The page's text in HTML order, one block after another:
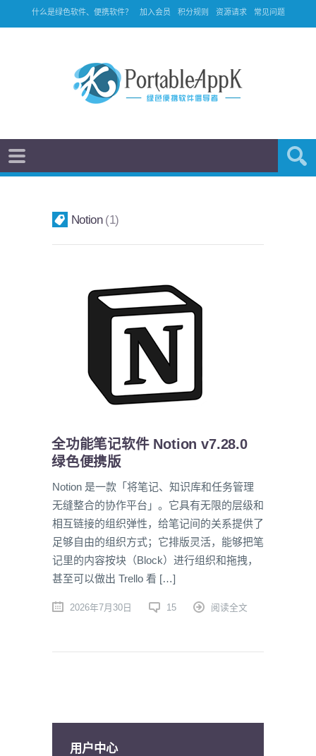
什么是绿色软件、便携软件？ 加入会员 积分规则 资源请求 常见问题
Notion 1
全功能笔记软件 Notion v7.28.0
绿色便携版
Notion 是一款「将笔记、知识库和任务管理
无缝整合的协作平台」。它具有无限的层级和
相互链接的组织弹性，给笔记间的关系提供了
足够自由的组织方式；它排版灵活，能够把笔
记里的内容按块（Block）进行组织和拖拽，
甚至可以做出 Trello 看 […]
2026年7月30日 15 阅读全文
用户中心